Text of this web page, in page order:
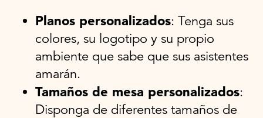
Planos personalizados: Tenga sus
colores, su logotipo y su propio
ambiente que sabe que sus asistentes
amarán.
Tamaños de mesa personalizados:
Disponga de diferentes tamaños de